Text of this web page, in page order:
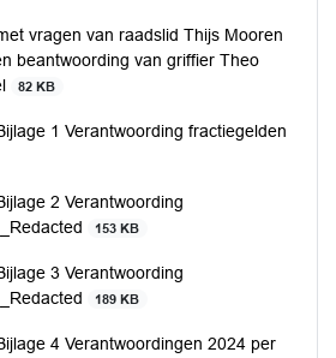
vragen van raadslid Thijs Mooren
beantwoording van griffier Theo
82 KB
1 Verantwoording fractiegelden
2 Verantwoording
153 KB
3 Verantwoording
189 KB
4 Verantwoordingen 2024 per